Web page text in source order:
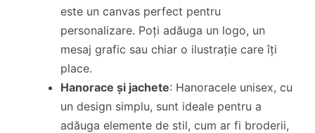
este un canvas perfect pentru
personalizare. Poți adăuga un logo, un
mesaj grafic sau chiar o ilustrație care îți
place.
Hanorace și jachete: Hanoracele unisex, cu
un design simplu, sunt ideale pentru a
adăuga elemente de stil, cum ar fi broderii,